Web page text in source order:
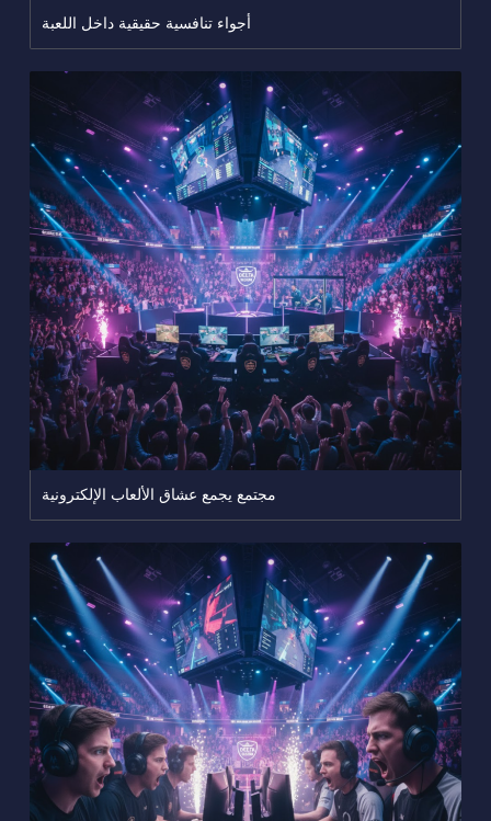
أجواء تنافسية حقيقية داخل اللعبة
مجتمع يجمع عشاق الألعاب الإلكترونية